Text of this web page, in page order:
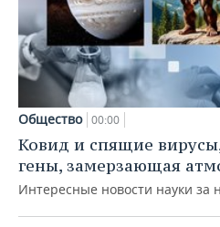
Общество 00:00
Ковид и спящие
гены, замерзающая
Интересные новости науки за